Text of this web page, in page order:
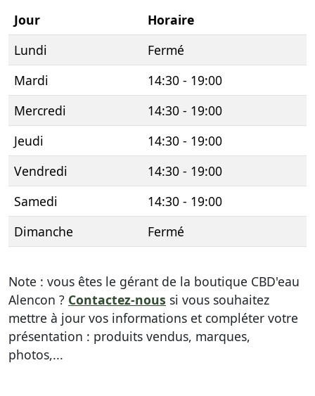
Jour
Horaire
Lundi
Fermé
Mardi
14:30 - 19:00
Mercredi
14:30 - 19:00
Jeudi
14:30 - 19:00
Vendredi
14:30 - 19:00
Samedi
14:30 - 19:00
Dimanche
Fermé
Note : vous êtes le gérant de la boutique CBD'eau
Alencon ? Contactez-nous si vous souhaitez
mettre à jour vos informations et compléter votre
présentation : produits vendus, marques,
photos,...